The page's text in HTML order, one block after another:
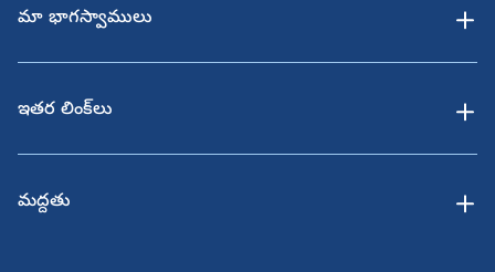
మా భాగస్వాములు
ఇతర లింక్‌లు
మద్దతు